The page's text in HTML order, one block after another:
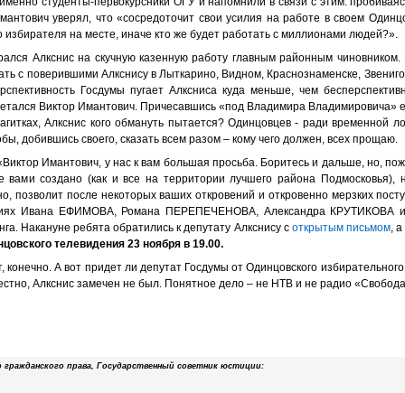
уверял, что «сосредоточит свои усилия на работе в своем
избирателя на месте, иначе кто же будет работать с миллионами людей?».
Алкснис на скучную казенную работу главным районным
с поверившими Алкснису в Лыткарино, Видном, Краснознаменске,
Госдумы пугает Алксниса куда меньше, чем
Виктор Имантович. Причесавшись «под Владимира Владимировича»
Алкснис кого обмануть пытается? Одинцовцев - ради временной
добившись своего, сказать всем разом – кому чего должен, всех прощаю.
Имантович, у нас к вам большая просьба. Боритесь и дальше, но,
вами создано (как и все на территории лучшего района
после некоторых ваших откровений и откровенно мерзких
Ивана ЕФИМОВА, Романа ПЕРЕПЕЧЕНОВА, Александра КРУТИКОВА
Накануне ребята обратились к депутату Алкснису с открытым письмом ,
телевидения 23 ноября в 19.00.
А вот придет ли депутат Госдумы от Одинцовского
Алкснис замечен не был. Понятное дело – не НТВ и не радио
права, Государственный советник юстиции: